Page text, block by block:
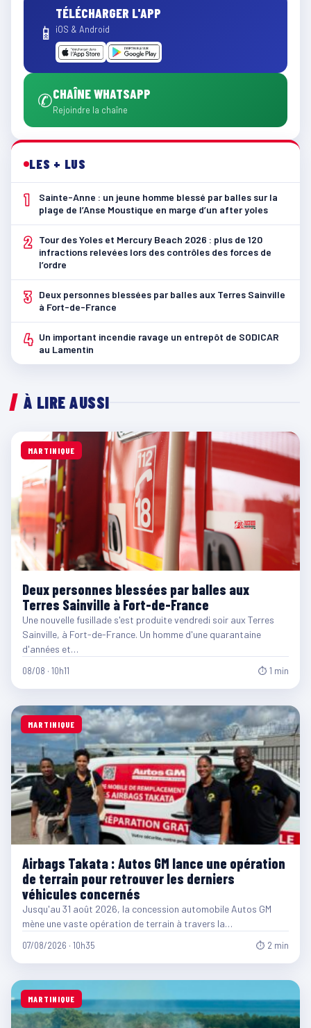
📱
TÉLÉCHARGER L'APP
iOS & Android
✆CHAÎNE WHATSAPP
Rejoindre la chaîne
LES + LUS
1
Sainte-Anne : un jeune homme blessé par balles sur la
plage de l’Anse Moustique en marge d’un after yoles
2
Tour des Yoles et Mercury Beach 2026 : plus de 120
infractions relevées lors des contrôles des forces de
l’ordre
3
Deux personnes blessées par balles aux Terres Sainville
à Fort-de-France
4 Un important incendie ravage un entrepôt de SODICAR
au Lamentin
À LIRE AUSSI
MARTINIQUE
Deux personnes blessées par balles aux
Terres Sainville à Fort-de-France
Une nouvelle fusillade s'est produite vendredi soir aux Terres
Sainville, à Fort-de-France. Un homme d'une quarantaine
d'années et…
08/08 · 10h11 ⏱ 1 min
MARTINIQUE
Airbags Takata : Autos GM lance une opération
de terrain pour retrouver les derniers
véhicules concernés
Jusqu'au 31 août 2026, la concession automobile Autos GM
mène une vaste opération de terrain à travers la…
07/08/2026 · 10h35 ⏱ 2 min
MARTINIQUE